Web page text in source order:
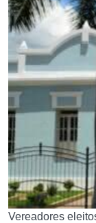
Vereadores